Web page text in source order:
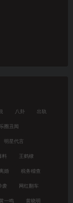
八卦 出轨
圈丑闻
明星代言
料 王鹤棣
离婚 税务稽查
袭 网红翻车
一鸣 黄晓明